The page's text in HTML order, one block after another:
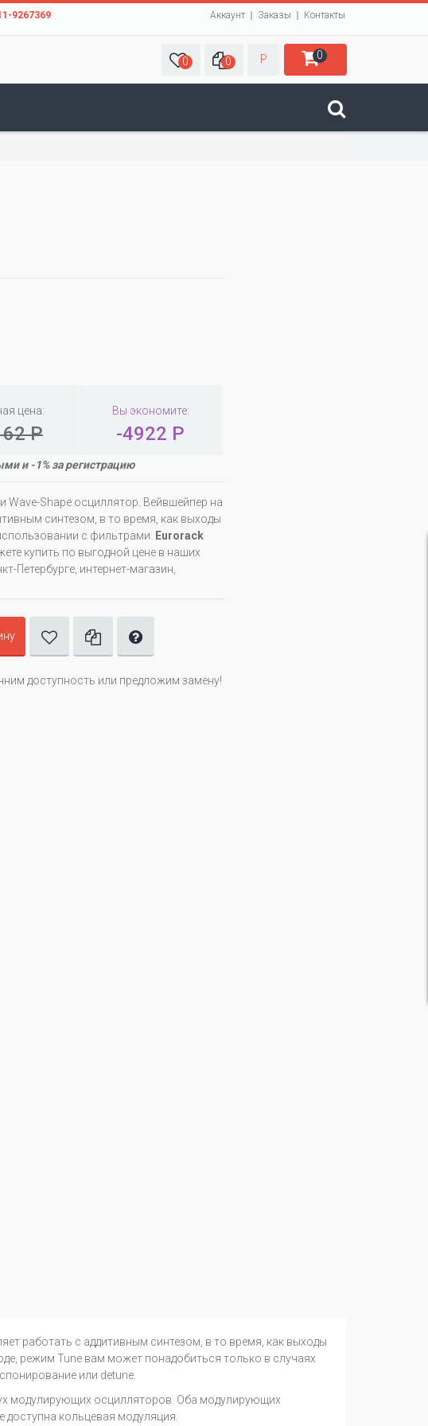
9267369 Аккаунт Заказы Контакты
0 0 Р 0
цена:
Р
Вы экономите:
-4922 Р
и -1% за регистрацию
Shape осциллятор. Вейвшейпер на
синтезом, в то время, как выходы
с фильтрами.
Eurorack
купить по выгодной цене в наших
Петербурге, интернет-магазин,
доступность или предложим замену!
работать с аддитивным синтезом, в то время, как выходы
режим Tune вам может понадобиться только в случаях
или detune.
модулирующих осцилляторов. Оба модулирующих
кольцевая модуляция.